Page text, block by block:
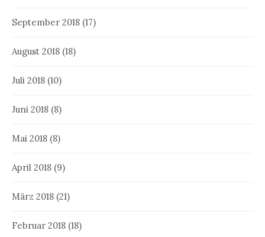
September 2018 (17)
August 2018 (18)
Juli 2018 (10)
Juni 2018 (8)
Mai 2018 (8)
April 2018 (9)
März 2018 (21)
Februar 2018 (18)